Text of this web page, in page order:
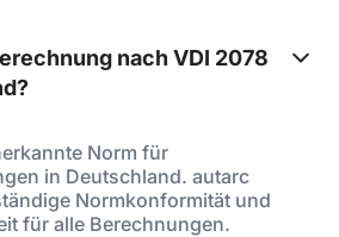
nach VDI 2078
Norm für
in Deutschland. autarc
Normkonformität und
für alle Berechnungen.